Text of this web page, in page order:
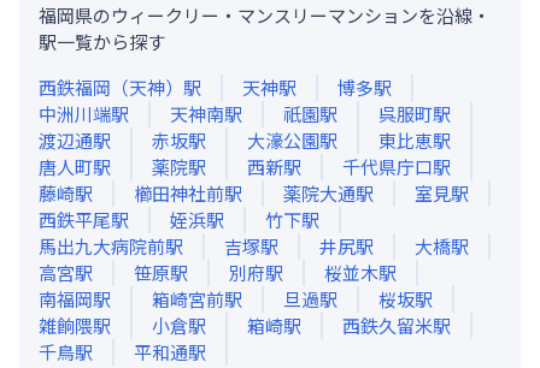
福岡県のウィークリー・マンスリーマンションを沿線・
駅一覧から探す
西鉄福岡（天神） 駅 天神駅 博多駅
中洲川端駅 天神南駅 祇園駅 呉服町駅
渡辺通駅 赤坂駅 大濠公園駅 東比恵駅
唐人町駅 薬院駅 西新駅 千代県庁口駅
藤崎駅 櫛田神社前駅 薬院大通駅 室見駅
西鉄平尾駅 姪浜駅 竹下駅
馬出九大病院前駅 吉塚駅 井尻駅 大橋駅
高宮駅 笹原駅 別府駅 桜並木駅
南福岡駅 箱崎宮前駅 旦過駅 桜坂駅
雑餉隈駅 小倉駅 箱崎駅 西鉄久留米駅
千鳥駅 平和通駅